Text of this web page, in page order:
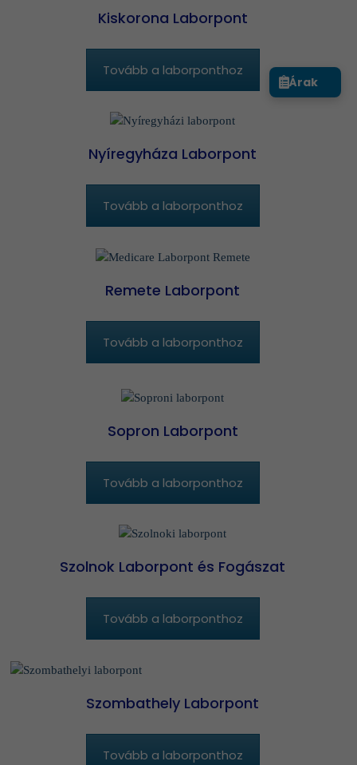
Kiskorona Laborpont
Tovább a laborponthoz
Nyíregyháza Laborpont
Tovább a laborponthoz
Remete Laborpont
Tovább a laborponthoz
Sopron Laborpont
Tovább a laborponthoz
Szolnok Laborpont és Fogászat
Tovább a laborponthoz
Szombathely Laborpont
Tovább a laborponthoz
Árak